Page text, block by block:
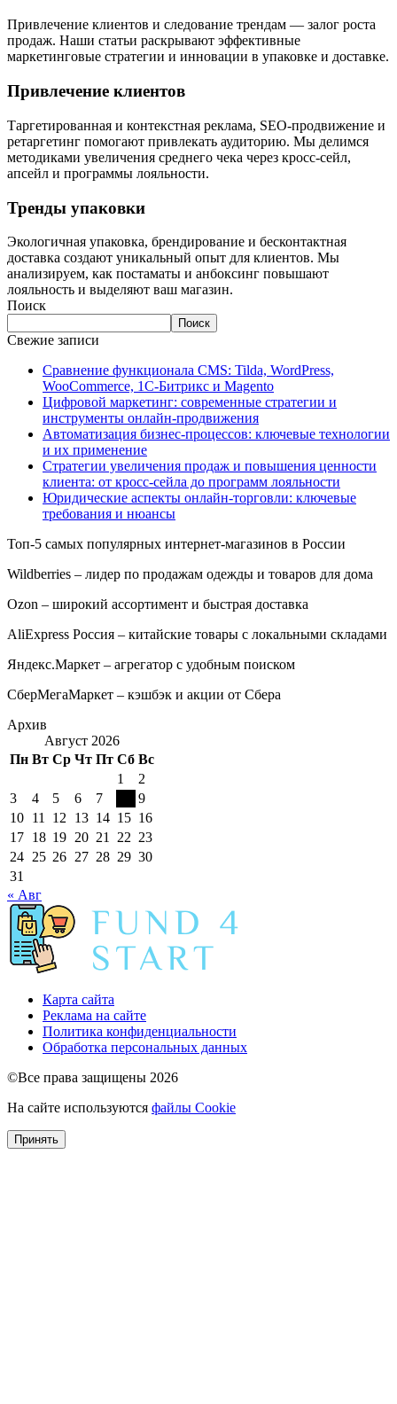
Привлечение клиентов и следование трендам — залог роста
продаж. Наши статьи раскрывают эффективные
маркетинговые стратегии и инновации в упаковке и доставке.
Привлечение клиентов
Таргетированная и контекстная реклама, SEO-продвижение и
ретаргетинг помогают привлекать аудиторию. Мы делимся
методиками увеличения среднего чека через кросс-сейл,
апсейл и программы лояльности.
Тренды упаковки
Экологичная упаковка, брендирование и бесконтактная
доставка создают уникальный опыт для клиентов. Мы
анализируем, как постаматы и анбоксинг повышают
лояльность и выделяют ваш магазин.
Поиск
Поиск
Свежие записи
Сравнение функционала CMS: Tilda, WordPress,
WooCommerce, 1C-Битрикс и Magento
Цифровой маркетинг: современные стратегии и
инструменты онлайн-продвижения
Автоматизация бизнес-процессов: ключевые технологии
и их применение
Стратегии увеличения продаж и повышения ценности
клиента: от кросс-сейла до программ лояльности
Юридические аспекты онлайн-торговли: ключевые
требования и нюансы
Топ-5 самых популярных интернет-магазинов в России
Wildberries – лидер по продажам одежды и товаров для дома
Ozon – широкий ассортимент и быстрая доставка
AliExpress Россия – китайские товары с локальными складами
Яндекс.Маркет – агрегатор с удобным поиском
СберМегаМаркет – кэшбэк и акции от Сбера
Архив
Август 2026
Пн Вт Ср Чт Пт Сб Вс
1
2
3
4 5 6 7
9
10 11 12 13 14 15 16
17 18 19 20 21 22 23
24 25 26 27 28 29 30
31
« Авг
Карта сайта
Реклама на сайте
Политика конфиденциальности
Обработка персональных данных
©Все права защищены 2026
На сайте используются файлы Cookie
Принять